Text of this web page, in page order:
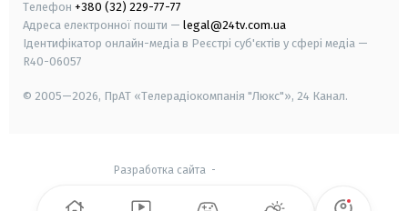
Телефон +380 (32) 229-77-77
Адреса електронної пошти — legal@24tv.com.ua
Ідентифікатор онлайн-медіа в Реєстрі суб'єктів у сфері медіа —
R40-06057
© 2005—2026, ПрАТ «Телерадіокомпанія "Люкс"», 24 Канал.
Разработка сайта -